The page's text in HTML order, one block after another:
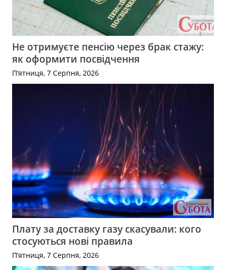
Не отримуєте пенсію через брак стажу:
як оформити посвідчення
П’ятниця, 7 Серпня, 2026
Плату за доставку газу скасували: кого
стосуються нові правила
П’ятниця, 7 Серпня, 2026